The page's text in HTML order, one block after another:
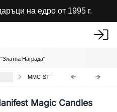
на едро от 1995 г.
Награда"
MMC-ST
Magic Candles